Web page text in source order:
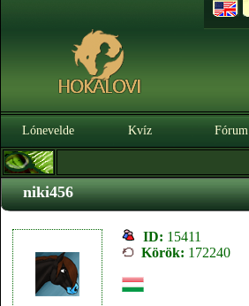
Lónevelde Kvíz Fórum
niki456
ID: 15411
Körök: 172240